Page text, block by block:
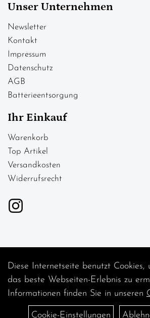
Unser Unternehmen
Newsletter
Kontakt
Impressum
Datenschutz
AGB
Batterieentsorgung
Ihr Einkauf
Warenkorb
Top Artikel
Versandkosten
Widerrufsrecht
Diese Internetseite benutzt Cookies,
das beste Webseiten-Erlebnis zu
Informationen finden Sie in unseren
Cookie-Einstellungen